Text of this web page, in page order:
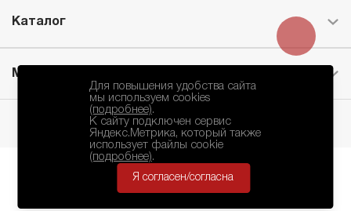
Каталог
Месторождение
БКЗ © 2010-2024.
Для повышения удобства сайта
мы используем cookies
(подробнее).
К сайту подключен сервис
Яндекс.Метрика, который также
использует файлы cookie
(подробнее).
Я согласен/согласна